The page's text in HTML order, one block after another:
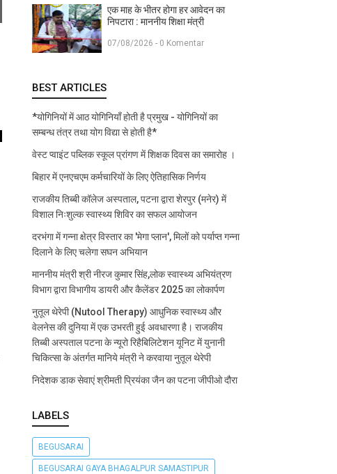
एक माह के भीतर होगा हर आवेदन का
निपटारा : माननीय शिक्षा मंत्री
07/08/2026 - 0 Komentar
BEST ARTICLES
*योगिनियों में आठ योगिनियाँ होती है प्रमुख - योगिनियों का
सम्बन्ध तंत्र तथा योग विद्या से होती है*
वेस्ट प्वाइंट पब्लिक स्कूल प्रांगण में शिक्षक दिवस का समारोह ।
बिहार में एनएचएम कर्मचारियों के लिए ऐतिहासिक निर्णय
राजकीय तिब्बी कॉलेज अस्पताल, पटना द्वारा शेरपुर (मनेर) में
विशाल निःशुल्क स्वास्थ्य शिविर का सफल आयोजन
दरभंगा में गन्ना क्षेत्र विस्तार का 'मेगा प्लान', मिलों को पर्याप्त गन्ना
दिलाने के लिए चलेगा सघन अभियान
माननीय मंत्री श्री नीरज कुमार सिंह,लोक स्वास्थ्य अभियंत्रण
विभाग द्वारा विभागीय डायरी और कैलेंडर 2025 का लोकार्पण
नुतूल थेरेपी (Nutool Therapy) आधुनिक स्वास्थ्य और
वेलनेस की दुनिया में एक उभरती हुई अवधारणा है। राजकीय
तिब्बी अस्पताल पटना के न्यूरो रिहैबिलिटेशन यूनिट में युनानी
चिकित्सा के अंतर्गत मानिये मंत्री ने करवाया नुतूल थेरेपी
निदेशक डाक सेवाएं श्रीमती प्रियंका जैन का पटना जीपीओ दौरा
LABELS
BEGUSARAI
BEGUSARAI GAYA BHAGALPUR SAMASTIPUR